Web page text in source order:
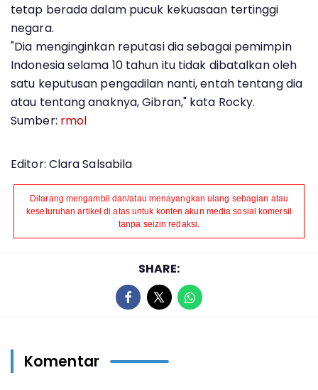
tetap berada dalam pucuk kekuasaan tertinggi
negara.
"Dia menginginkan reputasi dia sebagai pemimpin
Indonesia selama 10 tahun itu tidak dibatalkan oleh
satu keputusan pengadilan nanti, entah tentang dia
atau tentang anaknya, Gibran," kata Rocky.
Sumber: rmol
Editor: Clara Salsabila
Dilarang mengambil dan/atau menayangkan ulang sebagian atau
keseluruhan artikel di atas untuk konten akun media sosial komersil
tanpa seizin redaksi.
SHARE:
Komentar